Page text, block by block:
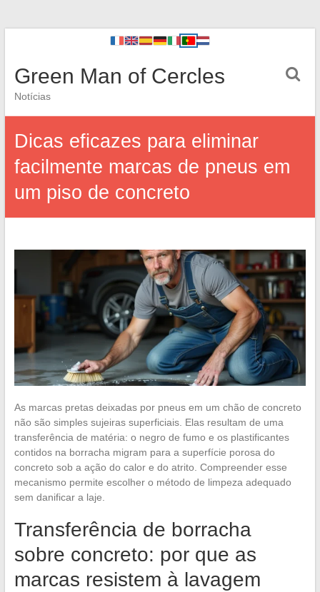
Green Man of Cercles
Notícias
Dicas eficazes para eliminar
facilmente marcas de pneus em
um piso de concreto
As marcas pretas deixadas por pneus em um chão de concreto
não são simples sujeiras superficiais. Elas resultam de uma
transferência de matéria: o negro de fumo e os plastificantes
contidos na borracha migram para a superfície porosa do
concreto sob a ação do calor e do atrito. Compreender esse
mecanismo permite escolher o método de limpeza adequado
sem danificar a laje.
Transferência de borracha
sobre concreto: por que as
marcas resistem à lavagem